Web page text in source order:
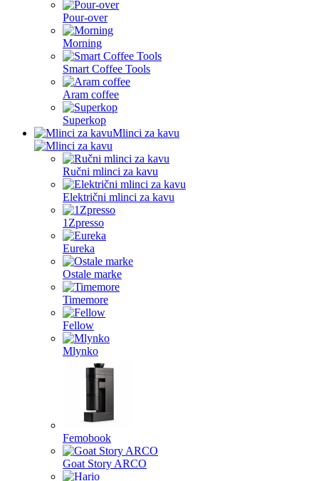
Pour-over
Morning
Smart Coffee Tools
Aram coffee
Superkop
Mlinci za kavu
Ručni mlinci za kavu
Električni mlinci za kavu
1Zpresso
Eureka
Ostale marke
Timemore
Fellow
Mlynko
Femobook
Goat Story ARCO